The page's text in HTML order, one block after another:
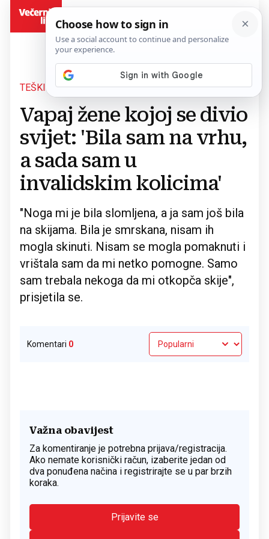
TEŠKI TRENUCI Povratak na članak
Vapaj žene kojoj se divio
svijet: 'Bila sam na vrhu,
a sada sam u
invalidskim kolicima'
"Noga mi je bila slomljena, a ja sam još bila
na skijama. Bila je smrskana, nisam ih
mogla skinuti. Nisam se mogla pomaknuti i
vrištala sam da mi netko pomogne. Samo
sam trebala nekoga da mi otkopča skije",
prisjetila se.
Komentari 0
Važna obavijest
Za komentiranje je potrebna prijava/registracija.
Ako nemate korisnički račun, izaberite jedan od
dva ponuđena načina i registrirajte se u par brzih
koraka.
Prijavite se